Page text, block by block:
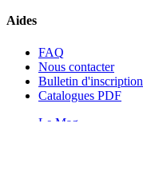
Aides
FAQ
Nous contacter
Bulletin d'inscription
Catalogues PDF
Le Mag